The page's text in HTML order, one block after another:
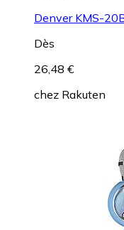
Denver KMS-
Dès
26,48 €
chez Rakuten